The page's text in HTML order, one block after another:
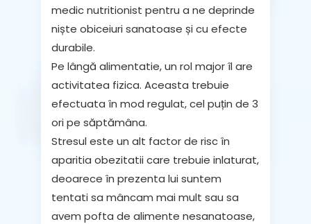
medic nutritionist pentru a ne deprinde
niște obiceiuri sanatoase și cu efecte
durabile.
Pe lângă alimentatie, un rol major îl are
activitatea fizica. Aceasta trebuie
efectuata în mod regulat, cel puțin de 3
ori pe săptămâna.
Stresul este un alt factor de risc în
aparitia obezitatii care trebuie inlaturat,
deoarece în prezenta lui suntem
tentati sa mâncam mai mult sau sa
avem pofta de alimente nesanatoase,